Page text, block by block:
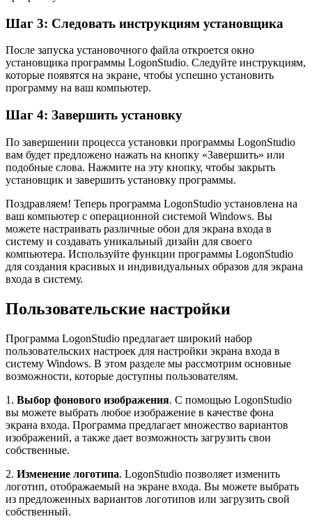
Шаг 3: Следовать инструкциям установщика
После запуска установочного файла откроется окно
установщика программы LogonStudio. Следуйте инструкциям,
которые появятся на экране, чтобы успешно установить
программу на ваш компьютер.
Шаг 4: Завершить установку
По завершении процесса установки программы LogonStudio
вам будет предложено нажать на кнопку «Завершить» или
подобные слова. Нажмите на эту кнопку, чтобы закрыть
установщик и завершить установку программы.
Поздравляем! Теперь программа LogonStudio установлена на
ваш компьютер с операционной системой Windows. Вы
можете настраивать различные обои для экрана входа в
систему и создавать уникальный дизайн для своего
компьютера. Используйте функции программы LogonStudio
для создания красивых и индивидуальных образов для экрана
входа в систему.
Пользовательские настройки
Программа LogonStudio предлагает широкий набор
пользовательских настроек для настройки экрана входа в
систему Windows. В этом разделе мы рассмотрим основные
возможности, которые доступны пользователям.
1. Выбор фонового изображения. С помощью LogonStudio
вы можете выбрать любое изображение в качестве фона
экрана входа. Программа предлагает множество вариантов
изображений, а также дает возможность загрузить свои
собственные.
2. Изменение логотипа. LogonStudio позволяет изменить
логотип, отображаемый на экране входа. Вы можете выбрать
из предложенных вариантов логотипов или загрузить свой
собственный.